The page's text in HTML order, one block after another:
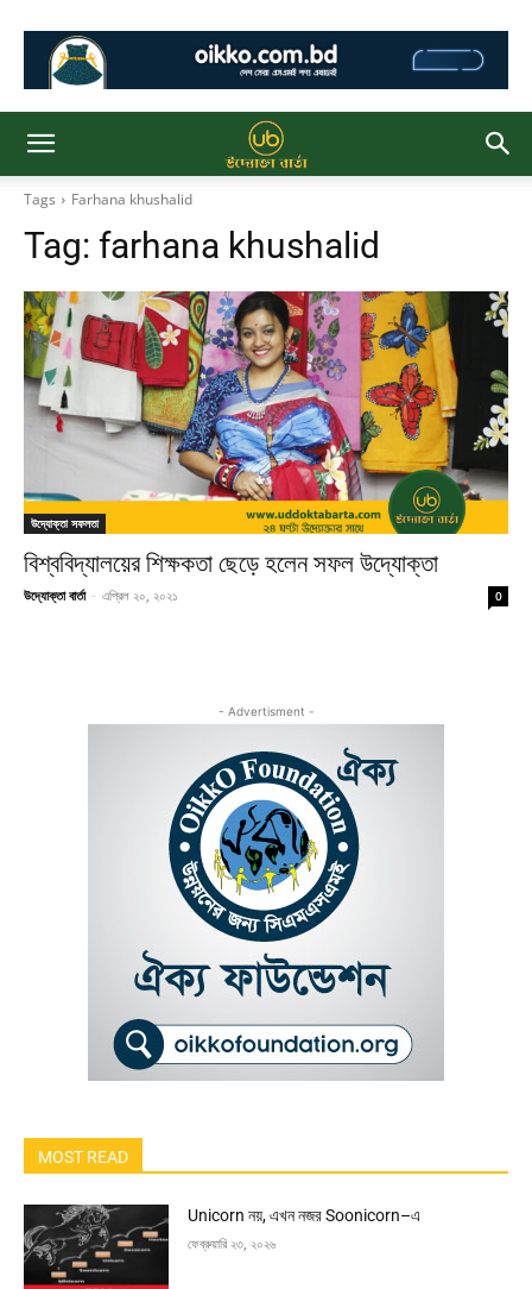
Tags Farhana khushalid
Tag: farhana khushalid
উদ্যোক্তা সফলতা
বিশ্ববিদ্যালয়ের শিক্ষকতা ছেড়ে হলেন সফল উদ্যোক্তা
উদ্যোক্তা বার্তা - এপ্রিল ২০, ২০২১ 0
- Advertisment -
MOST READ
Unicorn নয়, এখন নজর Soonicorn–এ
ফেব্রুয়ারি ২৩, ২০২৬